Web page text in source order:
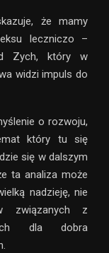
że mamy
leczniczo –
Zych, który w
widzi impuls do
o rozwoju,
który tu się
się w dalszym
ta analiza może
nadzieję, nie
związanych z
dla dobra